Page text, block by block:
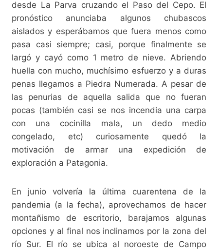
desde La Parva cruzando el Paso del Cepo. El
pronóstico anunciaba algunos chubascos
aislados y esperábamos que fuera menos como
pasa casi siempre; casi, porque finalmente se
largó y cayó como 1 metro de nieve. Abriendo
huella con mucho, muchísimo esfuerzo y a duras
penas llegamos a Piedra Numerada. A pesar de
las penurias de aquella salida que no fueran
pocas (también casi se nos incendia una carpa
con una cocinilla mala, un dedo medio
congelado, etc) curiosamente quedó la
motivación de armar una expedición de
exploración a Patagonia.
En junio volvería la última cuarentena de la
pandemia (a la fecha), aprovechamos de hacer
montañismo de escritorio, barajamos algunas
opciones y al final nos inclinamos por la zona del
río Sur. El río se ubica al noroeste de Campo